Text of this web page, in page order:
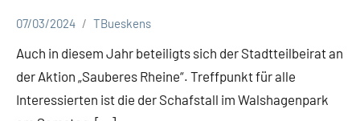
07/03/2024 TBueskens
Auch in diesem Jahr beteiligts sich der Stadtteilbeirat an
der Aktion „Sauberes Rheine“. Treffpunkt für alle
Interessierten ist die der Schafstall im Walshagenpark